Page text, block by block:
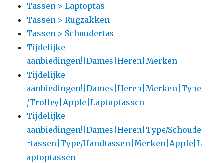
Tassen > Laptoptas
Tassen > Rugzakken
Tassen > Schoudertas
Tijdelijke
aanbiedingen!|Dames|Heren|Merken
Tijdelijke
aanbiedingen!|Dames|Heren|Merken|Type
/Trolley|Apple|Laptoptassen
Tijdelijke
aanbiedingen!|Dames|Heren|Type/Schoude
rtassen|Type/Handtassen|Merken|Apple|L
aptoptassen